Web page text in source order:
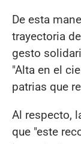
De esta
trayectoria
gesto
"Alta en el
patrias que
Al respecto,
que "este